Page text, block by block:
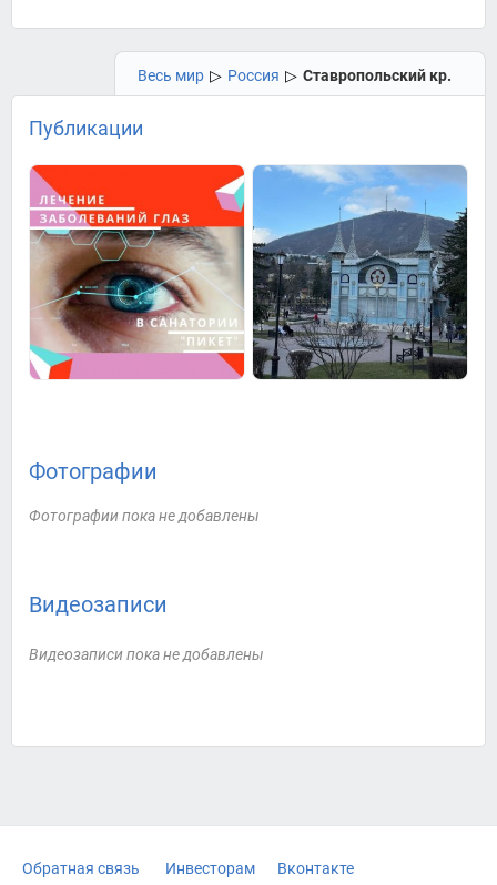
Весь мир ▷ Россия ▷ Ставропольский кр.
Публикации
Фотографии
Фотографии пока не добавлены
Видеозаписи
Видеозаписи пока не добавлены
Обратная связь Инвесторам Вконтакте